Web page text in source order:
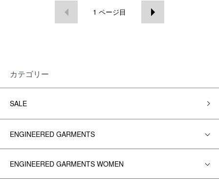
1 ページ目
カテゴリー
SALE
ENGINEERED GARMENTS
ENGINEERED GARMENTS WOMEN